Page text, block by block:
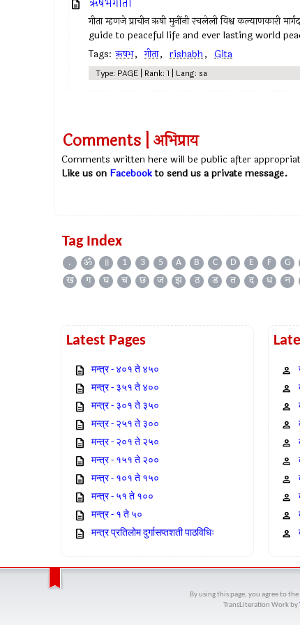
गीता म्हणजे प्राचीन ऋषी मुनींनी रचलेली विश्व
guide to peaceful life and ever lasting world
Tags: ऋषभ, गीता, rishabh, Gita
Type: PAGE | Rank: 1 | Lang: sa
Comments | अभिप्राय
Comments written here will be public after
Like us on Facebookto send us a private message.
Tag Index
. ॐ ॥ 1 3 5 A B C D E F G
ख
ग घ च छ ज झ ठ ड त द ध न
Latest Pages
मन्त्र - ४०१ ते ४५०
मन्त्र - ३५१ ते ४००
मन्त्र - ३०१ ते ३५०
मन्त्र - २५१ ते ३००
मन्त्र - २०१ ते २५०
मन्त्र - १५१ ते २००
मन्त्र - १०१ ते १५०
मन्त्र - ५१ ते १००
मन्त्र - १ ते ५०
मन्त्र प्रतिलोम दुर्गासप्तशती पाठविधिः
By using this page, you agree to the
TransLiteration Work by